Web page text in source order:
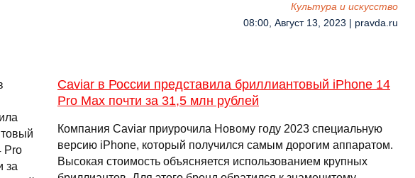
Культура и искусство
08:00, Август 13, 2023 | pravda.ru
Caviar в России представила бриллиантовый iPhone 14
Pro Max почти за 31,5 млн рублей
Компания Caviar приурочила Новому году 2023 специальную
версию iPhone, который получился самым дорогим аппаратом.
Высокая стоимость объясняется использованием крупных